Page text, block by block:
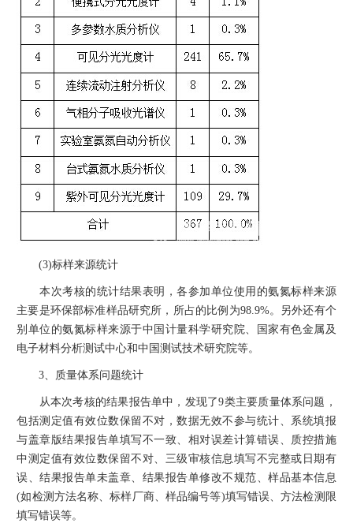
(3)标样来源统计
本次考核的统计结果表明，各参加单位使用的氨氮标样来源
主要是环保部标准样品研究所，所占的比例为98.9%。另外还有个
别单位的氨氮标样来源于中国计量科学研究院、国家有色金属及
电子材料分析测试中心和中国测试技术研究院等。
3、质量体系问题统计
从本次考核的结果报告单中，发现了9类主要质量体系问题，
包括测定值有效位数保留不对，数据无效不参与统计、系统填报
与盖章版结果报告单填写不一致、相对误差计算错误、质控措施
中测定值有效位数保留不对、三级审核信息填写不完整或日期有
误、结果报告单未盖章、结果报告单修改不规范、样品基本信息
(如检测方法名称、标样厂商、样品编号等)填写错误、方法检测限
填写错误等。